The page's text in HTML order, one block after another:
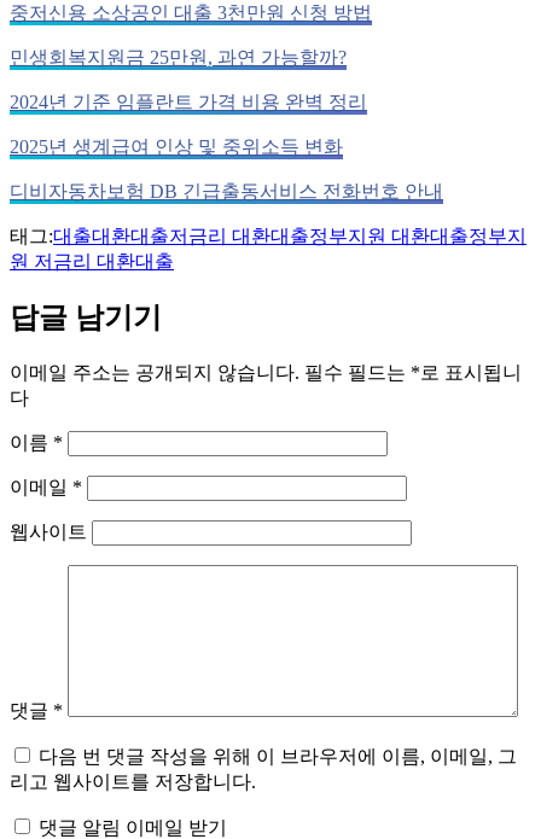
중저신용 소상공인 대출 3천만원 신청 방법
민생회복지원금 25만원, 과연 가능할까?
2024년 기준 임플란트 가격 비용 완벽 정리
2025년 생계급여 인상 및 중위소득 변화
디비자동차보험 DB 긴급출동서비스 전화번호 안내
태그:대출대환대출저금리 대환대출정부지원 대환대출정부지
원 저금리 대환대출
답글 남기기
이메일 주소는 공개되지 않습니다. 필수 필드는 *로 표시됩니
다
이름 *
이메일 *
웹사이트
댓글 *
다음 번 댓글 작성을 위해 이 브라우저에 이름, 이메일, 그
리고 웹사이트를 저장합니다.
댓글 알림 이메일 받기